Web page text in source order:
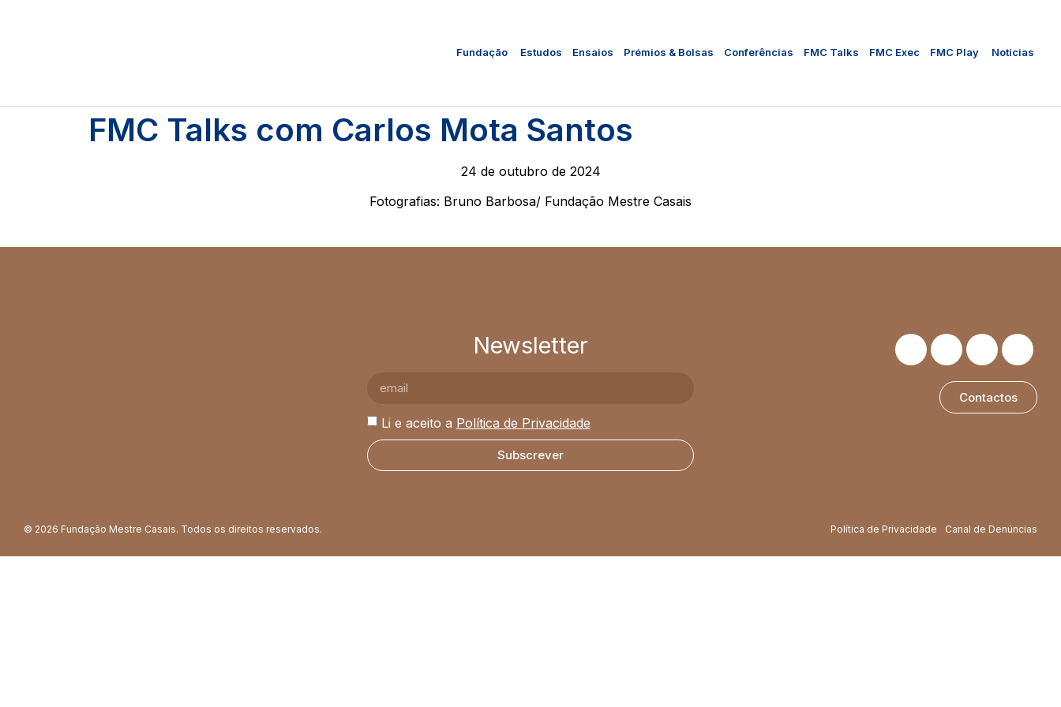
Fundação Estudos Ensaios Prémios & Bolsas Conferências FMC Talks FMC Exec FMC Play Notícias
FMC Talks com Carlos Mota Santos
24 de outubro de 2024
Fotografias: Bruno Barbosa/ Fundação Mestre Casais
Newsletter
Li e aceito a Política de Privacidade
Subscrever
Contactos
© 2026 Fundação Mestre Casais. Todos os direitos reservados. Política de Privacidade Canal de Denúncias